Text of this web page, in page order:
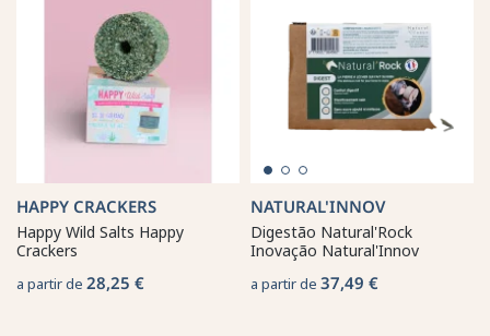
HAPPY CRACKERS
Happy Wild Salts Happy
Crackers
a partir de 28,25 €
NATURAL'INNOV
Digestão Natural'Rock
Inovação Natural'Innov
a partir de 37,49 €